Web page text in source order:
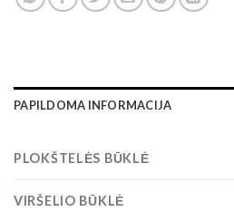
PAPILDOMA INFORMACIJA
PLOKŠTELĖS BŪKLĖ
VIRŠELIO BŪKLĖ